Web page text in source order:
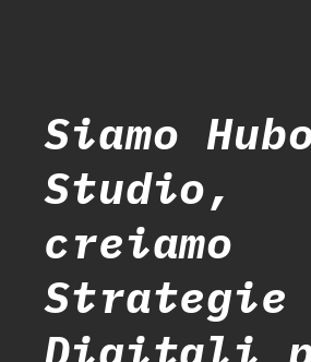
Siamo
Studio,
creiamo
Strategie